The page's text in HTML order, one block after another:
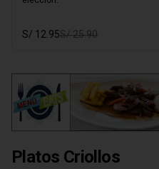
S/ 12.95S/ 25.90
Platos Criollos